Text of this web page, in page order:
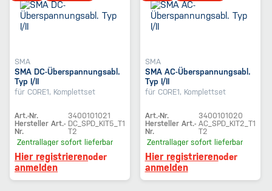
SMA
SMA DC-Überspannungsabl.
Typ I/II
für CORE1, Komplettset
Art.-Nr.
3400101021
Hersteller Art.-
Nr.
DC_SPD_KIT5_T1
T2
Zentrallager sofort lieferbar
Hier registrierenoder
anmelden
SMA
SMA AC-Überspannungsabl.
Typ I/II
für CORE1, Komplettset
Art.-Nr.
3400101020
Hersteller Art.-
Nr.
AC_SPD_KIT2_T1
T2
Zentrallager sofort lieferbar
Hier registrierenoder
anmelden